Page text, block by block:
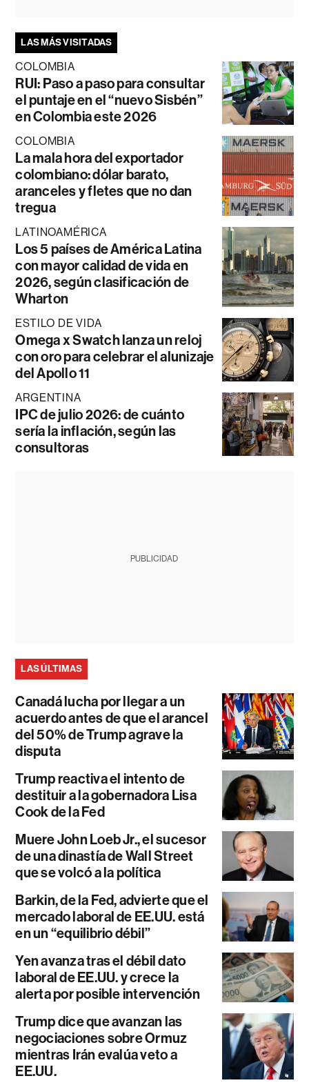
LAS MÁS VISITADAS
COLOMBIA
RUI: Paso a paso para consultar
el puntaje en el “nuevo Sisbén”
en Colombia este 2026
COLOMBIA
La mala hora del exportador
colombiano: dólar barato,
aranceles y fletes que no dan
tregua
LATINOAMÉRICA
Los 5 países de América Latina
con mayor calidad de vida en
2026, según clasificación de
Wharton
ESTILO DE VIDA
Omega x Swatch lanza un reloj
con oro para celebrar el alunizaje
del Apollo 11
ARGENTINA
IPC de julio 2026: de cuánto
sería la inflación, según las
consultoras
PUBLICIDAD
LAS ÚLTIMAS
Canadá lucha por llegar a un
acuerdo antes de que el arancel
del 50% de Trump agrave la
disputa
Trump reactiva el intento de
destituir a la gobernadora Lisa
Cook de la Fed
Muere John Loeb Jr., el sucesor
de una dinastía de Wall Street
que se volcó a la política
Barkin, de la Fed, advierte que el
mercado laboral de EE.UU. está
en un “equilibrio débil”
Yen avanza tras el débil dato
laboral de EE.UU. y crece la
alerta por posible intervención
Trump dice que avanzan las
negociaciones sobre Ormuz
mientras Irán evalúa veto a
EE.UU.